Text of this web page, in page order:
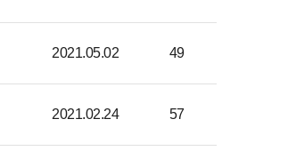
2021.05.02 49
2021.02.24 57